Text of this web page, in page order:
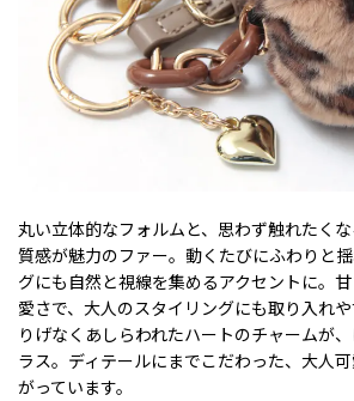
丸い立体的なフォルムと、思わず触れたく
質感が魅力のファー。動くたびにふわりと
グにも自然と視線を集めるアクセントに。
愛さで、大人のスタイリングにも取り入れ
りげなくあしらわれたハートのチャームが
ラス。ディテールにまでこだわった、大人
がっています。